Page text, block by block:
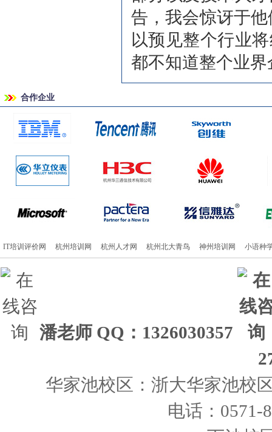
告，我会惊讶于
以预见整个行业
都不知道整个业
合作企业
IT培训评价网 杭州培训网 杭州人才网 杭州北大青鸟 神州培训网 小语种
潘老师 QQ：1326030357
华家池校区：浙大华家池校
电话：0571-